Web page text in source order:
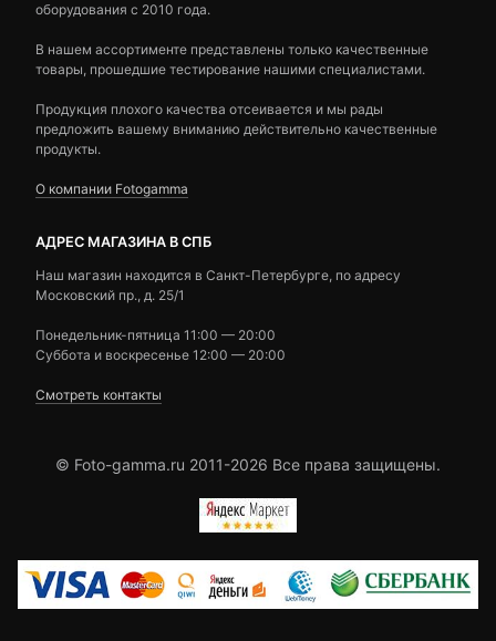
оборудования с 2010 года.
В нашем ассортименте представлены только качественные
товары, прошедшие тестирование нашими специалистами.
Продукция плохого качества отсеивается и мы рады
предложить вашему вниманию действительно качественные
продукты.
О компании Fotogamma
АДРЕС МАГАЗИНА В СПБ
Наш магазин находится в Санкт-Петербурге, по адресу
Московский пр., д. 25/1
Понедельник-пятница 11:00 — 20:00
Суббота и воскресенье 12:00 — 20:00
Смотреть контакты
© Foto-gamma.ru 2011-2026 Все права защищены.